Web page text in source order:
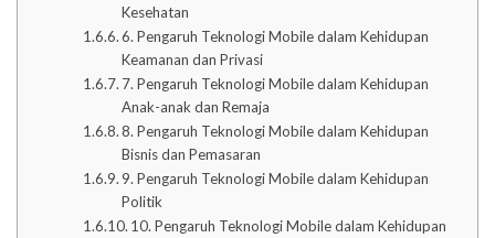
Kesehatan
6. Pengaruh Teknologi Mobile dalam Kehidupan
Keamanan dan Privasi
7. Pengaruh Teknologi Mobile dalam Kehidupan
Anak-anak dan Remaja
8. Pengaruh Teknologi Mobile dalam Kehidupan
Bisnis dan Pemasaran
9. Pengaruh Teknologi Mobile dalam Kehidupan
Politik
10. Pengaruh Teknologi Mobile dalam Kehidupan